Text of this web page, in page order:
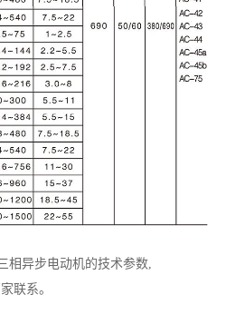
相异步电动机的技术参数,
联系。